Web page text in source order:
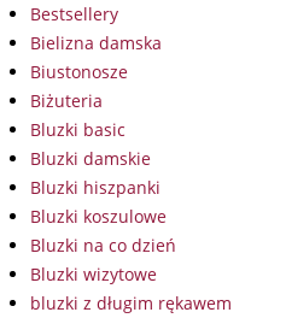
Bestsellery
Bielizna damska
Biustonosze
Biżuteria
Bluzki basic
Bluzki damskie
Bluzki hiszpanki
Bluzki koszulowe
Bluzki na co dzień
Bluzki wizytowe
bluzki z długim rękawem